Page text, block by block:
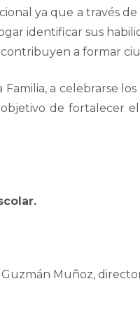
ya que a través
identificar sus
a formar
a celebrarse
de fortalecer
Muñoz,